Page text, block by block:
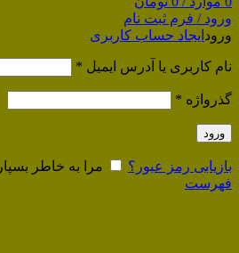
ورود / فرم ثبت نام
ورود ایجاد حساب کاربری
نام کاربری یا آدرس ایمیل *
گذرواژه *
ورود
بازیابی رمز عبور؟
مرا به خاطر بسپار
فهرست